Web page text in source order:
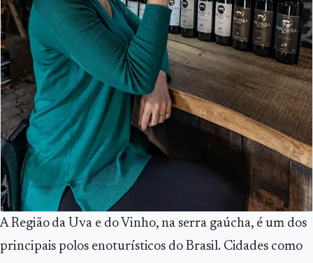
A Região da Uva e do Vinho, na serra gaúcha, é um dos
principais polos enoturísticos do Brasil. Cidades como